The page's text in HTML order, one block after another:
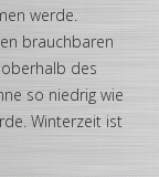
werde.
brauchbaren
des
so niedrig wie
Winterzeit ist